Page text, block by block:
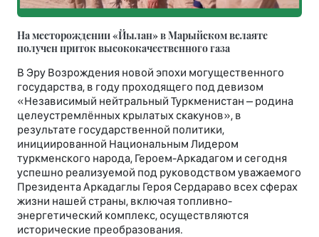
На месторождении «Йылан» в Марыйском велаяте
получен приток высококачественного газа
В Эру Возрождения новой эпохи могущественного
государства, в году проходящего под девизом
«Независимый нейтральный Туркменистан – родина
целеустремлённых крылатых скакунов», в
результате государственной политики,
инициированной Национальным Лидером
туркменского народа, Героем-Аркадагом и сегодня
успешно реализуемой под руководством уважаемого
Президента Аркадаглы Героя Сердараво всех сферах
жизни нашей страны, включая топливно-
энергетический комплекс, осуществляются
исторические преобразования.